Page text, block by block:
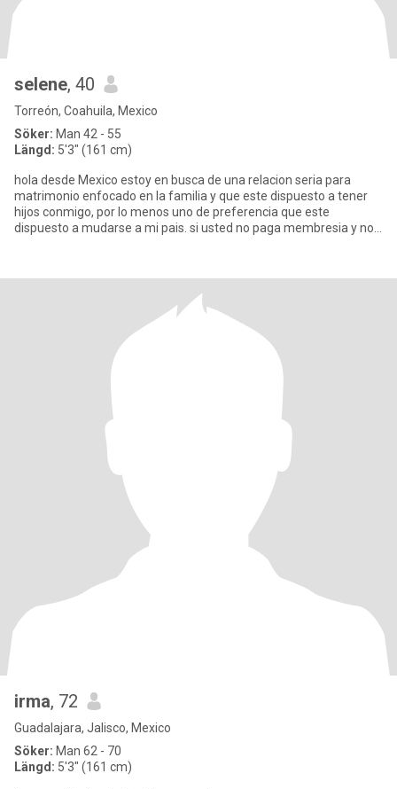
selene, 40
Torreón, Coahuila, Mexico
Söker: Man 42 - 55
Längd: 5'3" (161 cm)
hola desde Mexico estoy en busca de una relacion seria para
matrimonio enfocado en la familia y que este dispuesto a tener
hijos conmigo, por lo menos uno de preferencia que este
dispuesto a mudarse a mi pais. si usted no paga membresia y no
irma, 72
Guadalajara, Jalisco, Mexico
Söker: Man 62 - 70
Längd: 5'3" (161 cm)